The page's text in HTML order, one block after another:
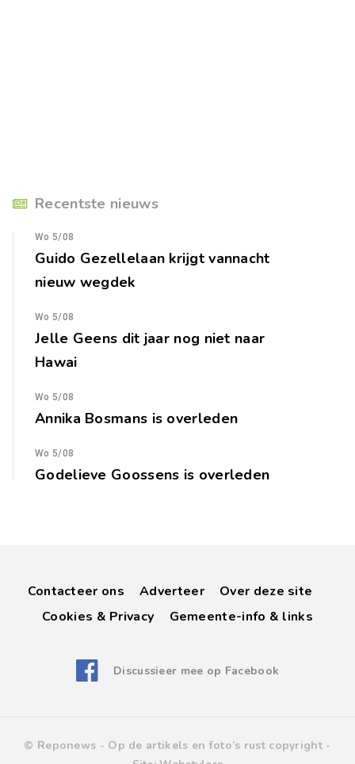
Recentste nieuws
Wo 5/08
Guido Gezellelaan krijgt vannacht
nieuw wegdek
Wo 5/08
Jelle Geens dit jaar nog niet naar
Hawai
Wo 5/08
Annika Bosmans is overleden
Wo 5/08
Godelieve Goossens is overleden
Contacteer ons Adverteer
Over deze site
Cookies & Privacy
Gemeente-info & links
Discussieer mee op Facebook
© Reponews - Op de artikels en foto’s rust copyright -